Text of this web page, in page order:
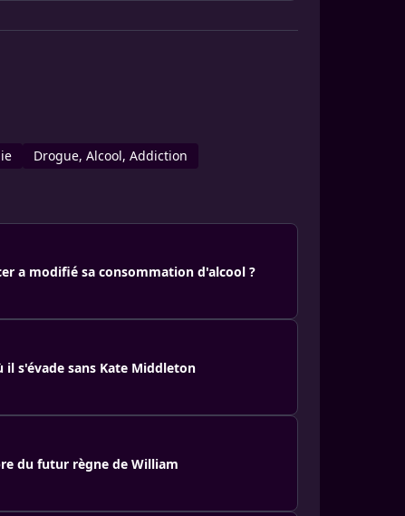
Drogue, Alcool, Addiction
a modifié sa consommation d'alcool ?
il s'évade sans Kate Middleton
du futur règne de William